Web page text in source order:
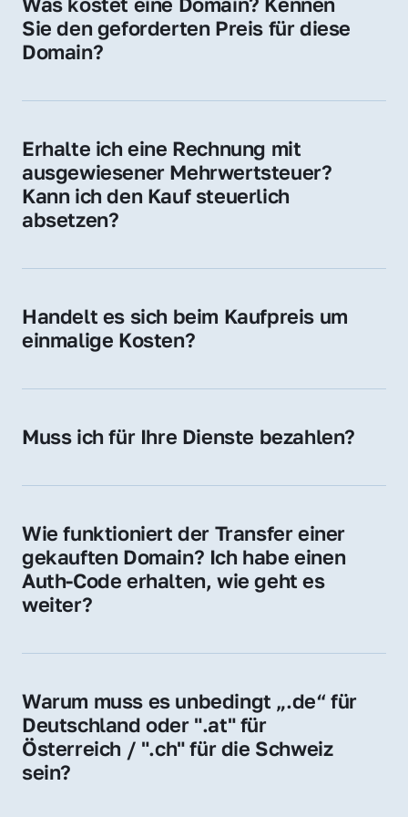
Adressen oder als digitale Investition.
Sie den geforderten Preis für diese
Domain?
Domain liegt ein konkreter Kaufpreis vor –
unverbindliches Angebot.
Erhalte ich eine Rechnung mit
ausgewiesener Mehrwertsteuer?
Kann ich den Kauf steuerlich
absetzen?
Für Unternehmen ist der Kauf in der Regel
Handelt es sich beim Kaufpreis um
einmalige Kosten?
späteren Betrieb der Domain (z. B. beim
Gebühren an. Diese bewegen sich für .de
Muss ich für Ihre Dienste bezahlen?
der Domain – ohne zusätzliche Vermittlungs-
Wie funktioniert der Transfer einer
gekauften Domain? Ich habe einen
Auth-Code erhalten, wie geht es
weiter?
Provider, die Domain zu übernehmen. Gerne
schnellen Prozess.
Warum muss es unbedingt „.de“ für
Deutschland oder ".at" für
Österreich / ".ch" für die Schweiz
sein?